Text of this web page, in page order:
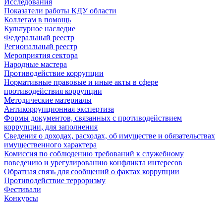
Исследования
Показатели работы КДУ области
Коллегам в помощь
Культурное наследие
Федеральный реестр
Региональный реестр
Мероприятия сектора
Народные мастера
Противодействие коррупции
Нормативные правовые и иные акты в сфере
противодействия коррупции
Методические материалы
Антикоррупционная экспертиза
Формы документов, связанных с противодействием
коррупции, для заполнения
Сведения о доходах, расходах, об имуществе и обязательствах
имущественного характера
Комиссия по соблюдению требований к служебному
поведению и урегулированию конфликта интересов
Обратная связь для сообщений о фактах коррупции
Противодействие терроризму
Фестивали
Конкурсы